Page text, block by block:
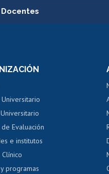
Docentes
Perfeccionamiento
Evaluación docente
Calificación académica
Postulación al AUCAI
Tarjeta TUI
Evaluación
e institutos
programas